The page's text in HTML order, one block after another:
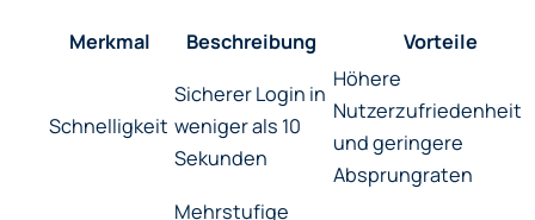
Merkmal Beschreibung Vorteile
Schnelligkeit
Sicherer Login in
weniger als 10
Sekunden
Höhere
Nutzerzufriedenheit
und geringere
Absprungraten
Mehrstufige